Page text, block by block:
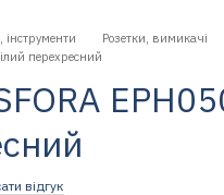
інструменти Розетки, вимикачі
перехресний
відгук